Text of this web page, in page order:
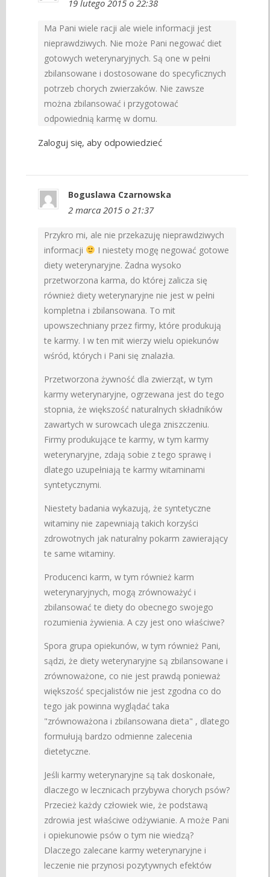
19 lutego 2015 o 22:38
Ma Pani wiele racji ale wiele informacji jest
nieprawdziwych. Nie może Pani negować diet
gotowych weterynaryjnych. Są one w pełni
zbilansowane i dostosowane do specyficznych
potrzeb chorych zwierzaków. Nie zawsze
można zbilansować i przygotować
odpowiednią karmę w domu.
Zaloguj się, aby odpowiedzieć
Boguslawa Czarnowska
2 marca 2015 o 21:37
Przykro mi, ale nie przekazuję nieprawdziwych
informacji
I niestety mogę negować gotowe
diety weterynaryjne. Żadna wysoko
przetworzona karma, do której zalicza się
również diety weterynaryjne nie jest w pełni
kompletna i zbilansowana. To mit
upowszechniany przez firmy, które produkują
te karmy. I w ten mit wierzy wielu opiekunów
wśród, których i Pani się znalazła.
Przetworzona żywność dla zwierząt, w tym
karmy weterynaryjne, ogrzewana jest do tego
stopnia, że większość naturalnych składników
zawartych w surowcach ulega zniszczeniu.
Firmy produkujące te karmy, w tym karmy
weterynaryjne, zdają sobie z tego sprawę i
dlatego uzupełniają te karmy witaminami
syntetycznymi.
Niestety badania wykazują, że syntetyczne
witaminy nie zapewniają takich korzyści
zdrowotnych jak naturalny pokarm zawierający
te same witaminy.
Producenci karm, w tym również karm
weterynaryjnych, mogą zrównoważyć i
zbilansować te diety do obecnego swojego
rozumienia żywienia. A czy jest ono właściwe?
Spora grupa opiekunów, w tym również Pani,
sądzi, że diety weterynaryjne są zbilansowane i
zrównoważone, co nie jest prawdą ponieważ
większość specjalistów nie jest zgodna co do
tego jak powinna wyglądać taka
"zrównoważona i zbilansowana dieta" , dlatego
formułują bardzo odmienne zalecenia
dietetyczne.
Jeśli karmy weterynaryjne są tak doskonałe,
dlaczego w lecznicach przybywa chorych psów?
Przecież każdy człowiek wie, że podstawą
zdrowia jest właściwe odżywianie. A może Pani
i opiekunowie psów o tym nie wiedzą?
Dlaczego zalecane karmy weterynaryjne i
leczenie nie przynosi pozytywnych efektów